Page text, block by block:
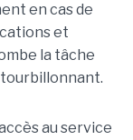
en cas de
et
la tâche
au service